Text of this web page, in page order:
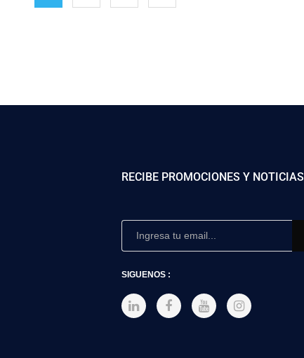
RECIBE PROMOCIONES Y NOTICIAS
SIGUENOS :